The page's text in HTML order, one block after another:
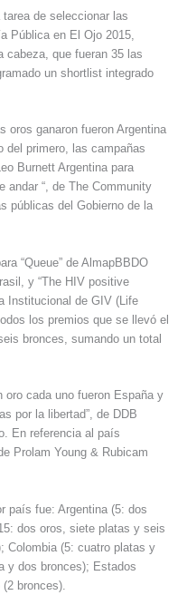
de seleccionar las
Pública en El Ojo 2015,
cabeza, que fueran 35 las
un shortlist integrado
oros ganaron fueron Argentina
primero, las campañas
Burnett Argentina para
andar “, de The Community
públicas del Gobierno de la
“Queue” de AlmapBBDO
y “The HIV positive
Institucional de GIV (Life
los premios que se llevó el
bronces, sumando un total
oro cada uno fueron España y
por la libertad”, de DDB
En referencia al país
Prolam Young & Rubicam
país fue: Argentina (5: dos
dos oros, siete platas y seis
Colombia (5: cuatro platas y
y dos bronces); Estados
bronces).